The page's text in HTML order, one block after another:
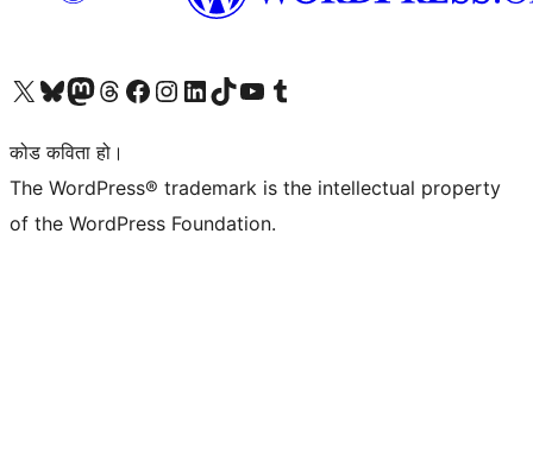
हाम्रो X (पहिले ट्विटर) खातामा जानुहोस्
हाम्रो Bluesky खाता भ्रमण गर्नुहोस्
हाम्रो म्यास्टोडन खाता भ्रमण गर्नुहोस्
हाम्रो थ्रेड्स खातामा जानुहोस्
हाम्रो फेसबुक पेजमा जानुहोस्
हाम्रो इन्स्टाग्राम खातामा जानुहोस्
हाम्रो लिङ्क्डइन खातामा जानुहोस्
हाम्रो TikTok खाता भ्रमण गर्नुहोस्
हाम्रो युट्युब च्यानलमा जानुहोस्
हाम्रो टम्बलर खाता भ्रमण गर्नुहोस्
कोड कविता हो।
The WordPress® trademark is the intellectual property
of the WordPress Foundation.